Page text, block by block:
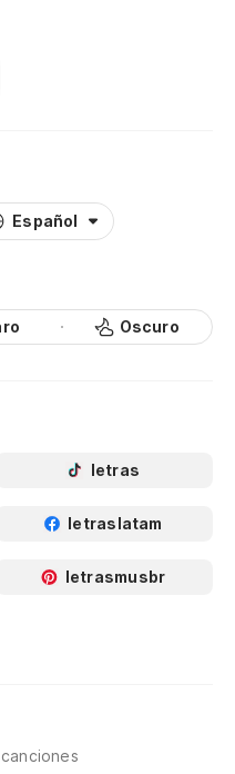
Español
Oscuro
letras
letraslatam
letrasmusbr